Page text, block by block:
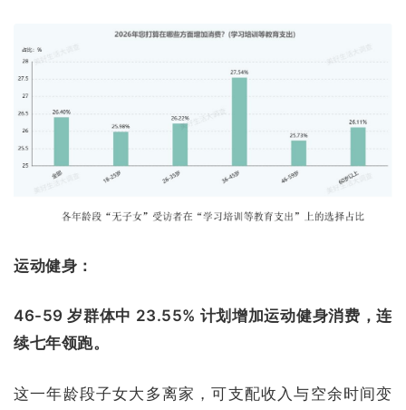
运动健身：
46-59 岁群体中 23.55% 计划增加运动健身消费，连
续七年领跑。
这一年龄段子女大多离家，可支配收入与空余时间变